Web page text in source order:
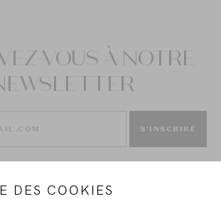
VOUS À NOTRE
S'INSCRIRE
DES COOKIES